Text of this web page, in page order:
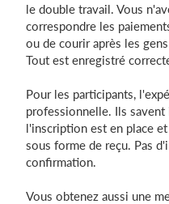
le double travail. Vous
correspondre les
ou de courir après les
Tout est enregistré
Pour les participants,
professionnelle. Ils
l'inscription est en place
sous forme de reçu. Pas
confirmation.
Vous obtenez aussi une